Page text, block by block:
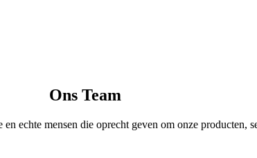
Ons Team
echte mensen die oprecht geven om onze producten,